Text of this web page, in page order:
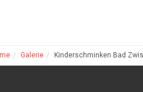
Galerie Kinderschminken Bad